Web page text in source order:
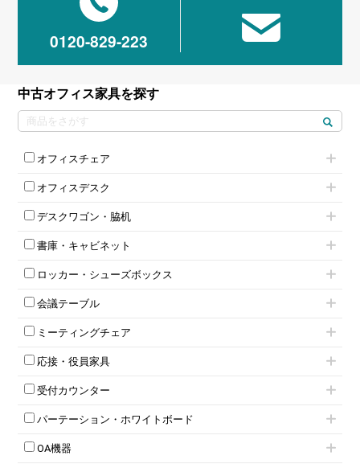
0120-829-223
中古オフィス家具を探す
オフィスチェア
肘付きチェア
肘無しチェア
役員チェア
オフィスチェアその他
オフィスデスク
片袖机
フリーアドレスデスク（ベンチデスク）
昇降デスク
両袖机
デスクワゴン・脇机
インワゴン2段
インワゴン3段
脇机
書庫・キャビネット
ハイキャビネット
ローキャビネット
両開きキャビネット
上下連結キャビネット
軽量ラック（スチールラック）
収納家具その他
両開書庫
ラテラル書庫
ロッカー・シューズボックス
1人用ロッカー
2人用ロッカー
3人用ロッカー
5人用ロッカー
8人用ロッカー
多人数ロッカー
ダイヤル錠ロッカー
会議テーブル
ミーティングテーブル
スタッキングテーブル
ネスティングテーブル
カウンターテーブル
T字脚テーブル
会議テーブルW1200～
ミーティングチェア
キャスター付きミーティングチェア
スタッキングミーティングチェア
テーブル付きミーティングチェア
折りたたみミーティングチェア
ハイチェア
応接・役員家具
応接セット
応接ソファ
応接チェア
応接・役員家具その他
受付カウンター
ハイカウンター
ローカウンター
ラウンジカウンター
パーテーション・ホワイトボード
パーテーション
自立タイプパーテーション
OA機器